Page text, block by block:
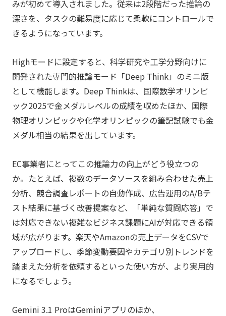
みが初めて導入されました。従来は2段階だった推論の
深さを、タスクの難易度に応じて柔軟にコントロールで
きるようになっています。
Highモードに設定すると、科学研究や工学分野向けに
開発された専門的推論モード「Deep Think」のミニ版
として機能します。Deep Thinkは、国際数学オリンピ
ック2025で金メダルレベルの成績を収めたほか、国際
物理オリンピックや化学オリンピックの筆記試験でも金
メダル相当の結果を出しています。
EC事業者にとってこの推論力の向上がどう役立つの
か。たとえば、複数のデータソースを組み合わせた売上
分析、競合調査レポートの自動作成、広告運用のA/Bテ
スト結果に基づく改善提案など、「単純な質問応答」で
は対応できない複雑なビジネス課題にAIが対応できる領
域が広がります。楽天やAmazonの売上データをCSVで
アップロードし、季節変動要因やカテゴリ別トレンドを
踏まえた分析を依頼するといった使い方が、より実用的
になるでしょう。
Gemini 3.1 ProはGeminiアプリのほか、